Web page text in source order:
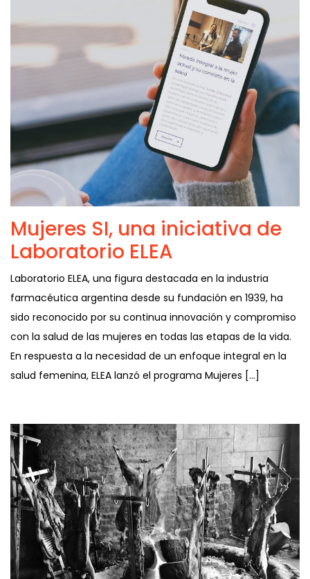
Mujeres SI, una iniciativa de
Laboratorio ELEA
Laboratorio ELEA, una figura destacada en la industria
farmacéutica argentina desde su fundación en 1939, ha
sido reconocido por su continua innovación y compromiso
con la salud de las mujeres en todas las etapas de la vida.
En respuesta a la necesidad de un enfoque integral en la
salud femenina, ELEA lanzó el programa Mujeres […]